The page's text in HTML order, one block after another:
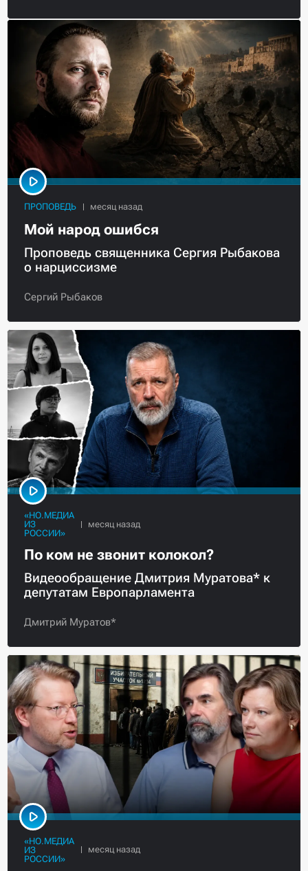
ПРОПОВЕДЬ
Мой народ ошибся
Проповедь священника Сергия Рыбакова
о нарциссизме
Сергий Рыбаков
«НО.МЕДИА
ИЗ
РОССИИ»
По ком не звонит колокол?
Видеообращение Дмитрия Муратова* к
депутатам Европарламента
Дмитрий Муратов*
«НО.МЕДИА
ИЗ
РОССИИ»